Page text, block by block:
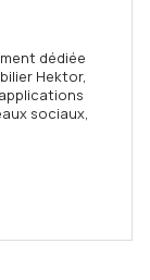
dédiée
Hektor,
sociaux,